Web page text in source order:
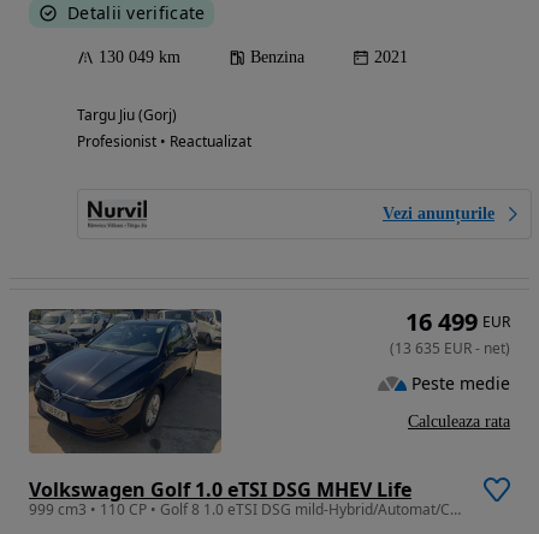
Detalii verificate
130 049 km Benzina 2021
Targu Jiu (Gorj)
Profesionist • Reactualizat
Vezi anunțurile
Volkswagen Golf 1.0 eTSI DSG MHEV Life
999 cm3 • 110 CP • Golf 8 1.0 eTSI DSG mild-Hybrid/Automat/Camera/Scaune Incalzite/Jante
16 499 EUR
(13 635 EUR- net)
Peste medie
Calculeaza rata